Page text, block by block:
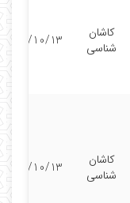
کاشان
شناسی
1401/10/13
کاشان
شناسی
1401/10/13